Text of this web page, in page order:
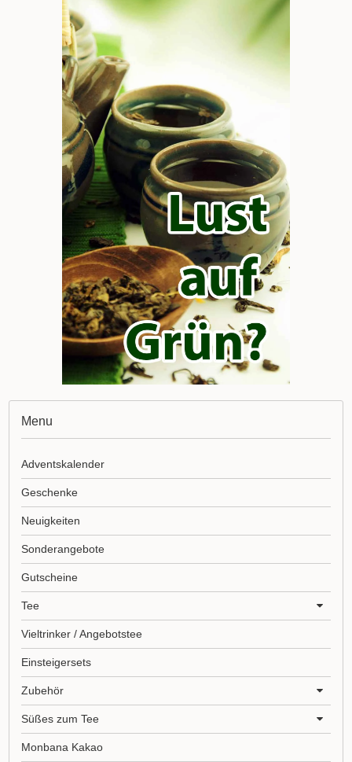
Menu
Adventskalender
Geschenke
Neuigkeiten
Sonderangebote
Gutscheine
Tee
Vieltrinker / Angebotstee
Einsteigersets
Zubehör
Süßes zum Tee
Monbana Kakao